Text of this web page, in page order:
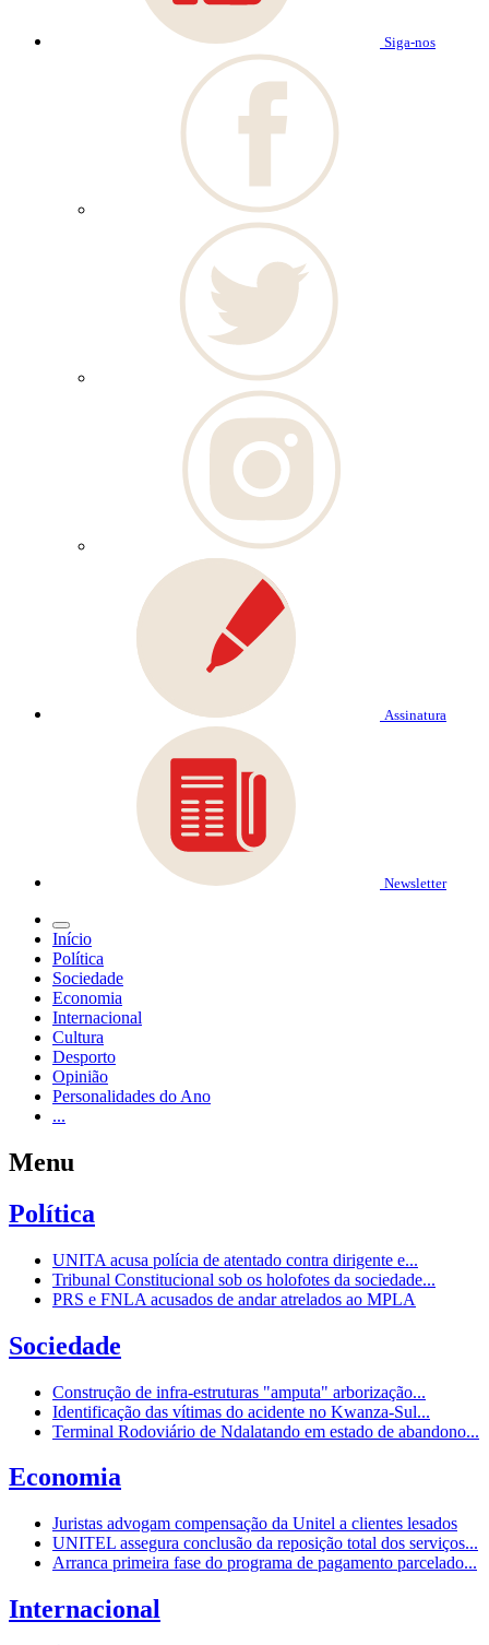
Siga-nos
Assinatura
Newsletter
Início
Política
Sociedade
Economia
Internacional
Cultura
Desporto
Opinião
Personalidades do Ano
...
Menu
Política
UNITA acusa polícia de atentado contra dirigente e...
Tribunal Constitucional sob os holofotes da sociedade...
PRS e FNLA acusados de andar atrelados ao MPLA
Sociedade
Construção de infra-estruturas "amputa" arborização...
Identificação das vítimas do acidente no Kwanza-Sul...
Terminal Rodoviário de Ndalatando em estado de abandono...
Economia
Juristas advogam compensação da Unitel a clientes lesados
UNITEL assegura conclusão da reposição total dos serviços...
Arranca primeira fase do programa de pagamento parcelado...
Internacional